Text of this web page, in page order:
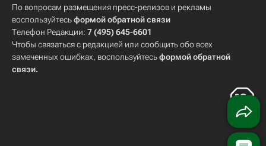
По вопросам размещения пресс-релизов и рекламы
воспользуйтесьформой обратной связи
Телефон Редакции: 7 (495) 645-6601
Чтобы связаться с редакцией или сообщить обо всех
замеченных ошибках, воспользуйтесьформой обратной
связи.